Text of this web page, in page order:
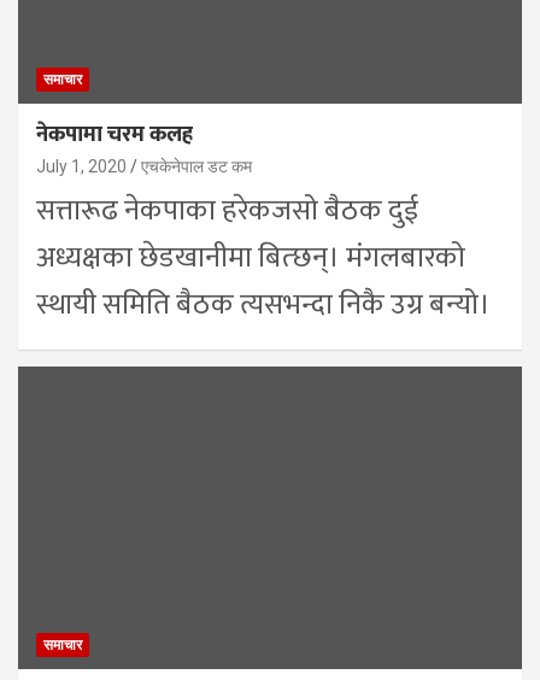
समाचार
नेकपामा चरम कलह
July 1, 2020 एचकेनेपाल डट कम
सत्तारूढ नेकपाका हरेकजसो बैठक दुई
अध्यक्षका छेडखानीमा बित्छन्। मंगलबारको
स्थायी समिति बैठक त्यसभन्दा निकै उग्र बन्यो।
समाचार